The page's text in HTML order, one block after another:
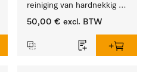
reiniging van hardnekkig
vuil op serviesgoed,
50,00 € excl. BTW